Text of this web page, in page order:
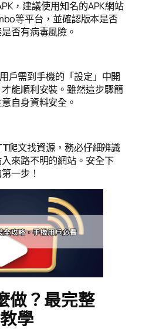
，建議使用知名的APK網站
等平台，並確認版本是否
否有病毒風險。
戶需到手機的「設定」中開
能順利安裝。雖然這步驟簡
自身資料安全。
爬文找資源，務必仔細辨識
來路不明的網站。安全下
一步！
做？最完整
學